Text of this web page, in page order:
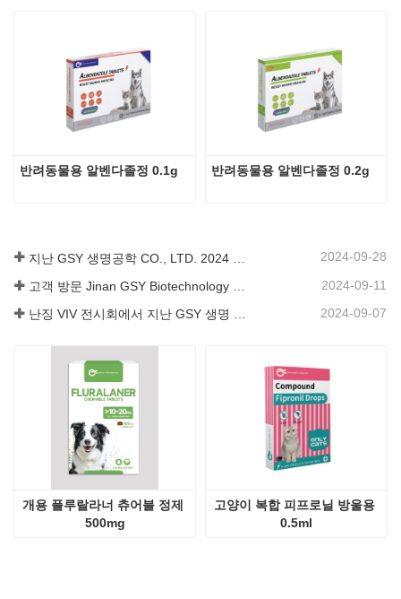
반려동물용 알벤다졸정 0.1g 반려동물용 알벤다졸정 0.2g
2024-09-28
2024-09-11
2024-09-07
개용 플루랄라너 츄어블 정제
500mg
고양이 복합 피프로닐 방울용
0.5ml